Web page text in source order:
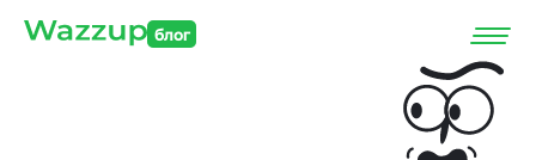
блог